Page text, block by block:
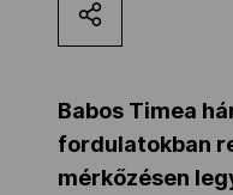
Kettőskarrier-
NOB
Babos Timea
fordulatokban
mérkőzésen